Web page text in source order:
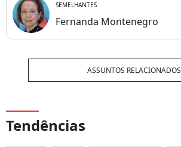
SEMELHANTES
Fernanda Montenegro
ASSUNTOS RELACIONADOS
Tendências